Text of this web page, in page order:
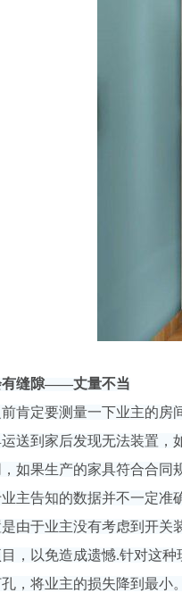
有缝隙——丈量不当
肯定要测量一下业主的房
送到家后发现无法装置，
如果生产的家具符合合
主告知的数据并不一定准
由于业主没有考虑到开关
，以免造成遗憾.针对这
，将业主的损失降到最小。